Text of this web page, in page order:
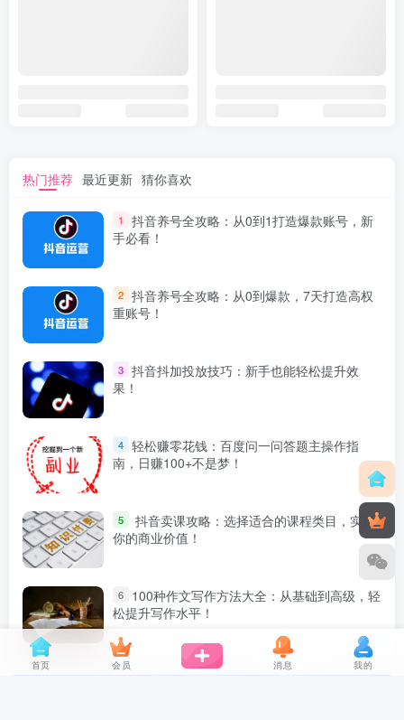
热门推荐 最近更新 猜你喜欢
1
抖音养号全攻略：从0到1打造爆款账号，新
手必看！
2 抖音养号全攻略：从0到爆款，7天打造高权
重账号！
3 抖音抖加投放技巧：新手也能轻松提升效
果！
4 轻松赚零花钱：百度问一问答题主操作指
南，日赚100+不是梦！
5
抖音卖课攻略：选择适合的课程类目，实现
你的商业价值！
6
100种作文写作方法大全：从基础到高级，轻
松提升写作水平！
首页 会员 消息 我的